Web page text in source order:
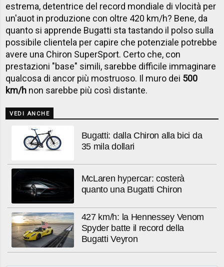
estrema, detentrice del record mondiale di vlocità per
un'auot in produzione con oltre 420 km/h? Bene, da
quanto si apprende Bugatti sta tastando il polso sulla
possibile clientela per capire che potenziale potrebbe
avere una Chiron SuperSport. Certo che, con
prestazioni "base" simili, sarebbe difficile immaginare
qualcosa di ancor più mostruoso. Il muro dei 500
km/h non sarebbe più così distante.
VEDI ANCHE
Bugatti: dalla Chiron alla bici da
35 mila dollari
McLaren hypercar: costerà
quanto una Bugatti Chiron
427 km/h: la Hennessey Venom
Spyder batte il record della
Bugatti Veyron